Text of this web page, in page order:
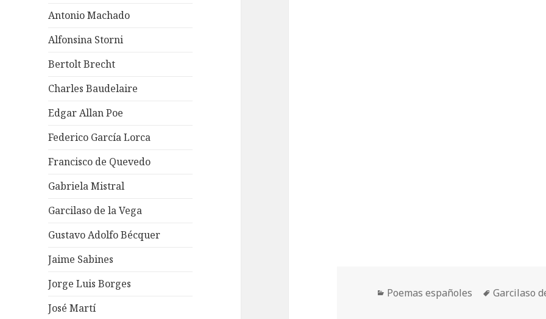
Antonio Machado
Alfonsina Storni
Bertolt Brecht
Charles Baudelaire
Edgar Allan Poe
Federico García Lorca
Francisco de Quevedo
Gabriela Mistral
Garcilaso de la Vega
Gustavo Adolfo Bécquer
Jaime Sabines
Jorge Luis Borges
José Martí
Categorías
Poemas españoles Etiquetas
Garcilaso